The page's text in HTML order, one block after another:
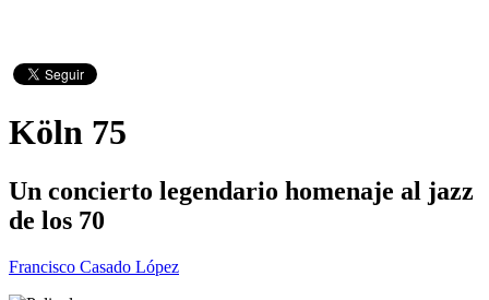
Köln 75
Un concierto legendario homenaje al jazz
de los 70
Francisco Casado López